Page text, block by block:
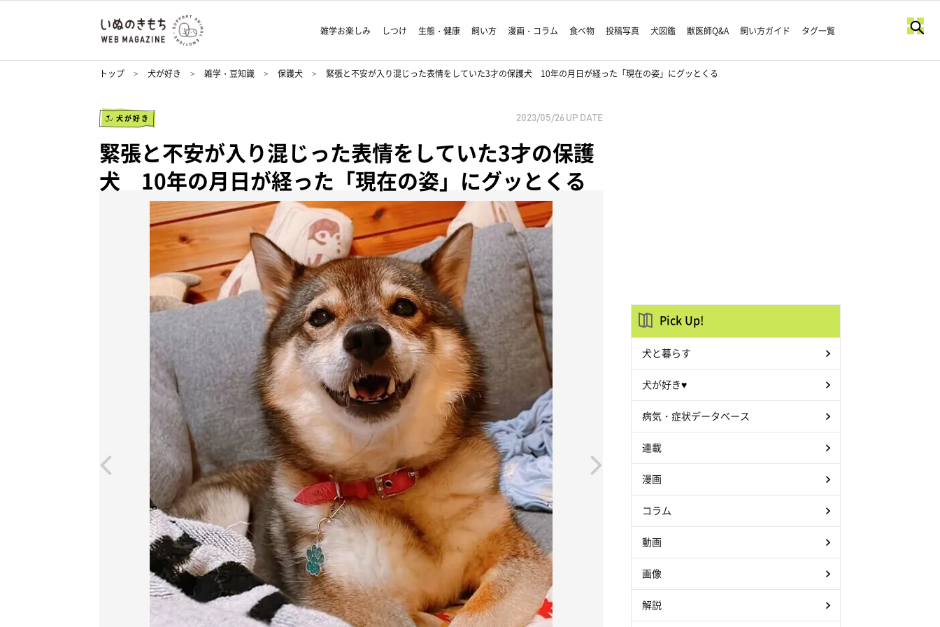
雑学お楽しみ しつけ 生態・健康 飼い方 漫画・コラム 食べ物 投稿写真 犬図鑑 獣医師Q&A 飼い方ガイド タグ一覧
トップ 犬が好き 雑学・豆知識 保護犬 緊張と不安が入り混じった表情をしていた3才の保護犬 10年の月日が経った「現在の姿」にグッとくる
犬が好き 2023/05/26 UP DATE
緊張と不安が入り混じった表情をしていた3才の保護
犬 10年の月日が経った「現在の姿」にグッとくる
Pick Up!
犬と暮らす
犬が好き♥
病気・症状データベース
連載
漫画
コラム
動画
画像
解説